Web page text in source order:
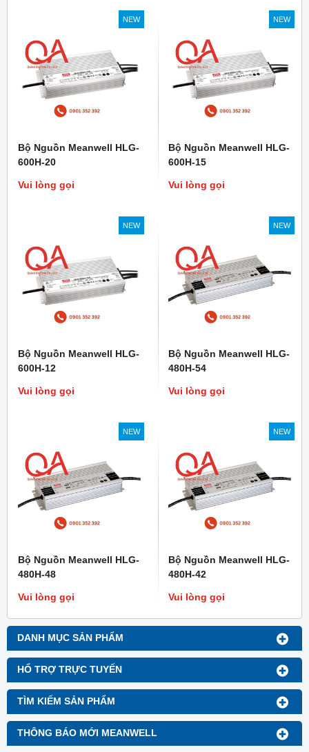
DANH MỤC SẢN PHẨM
HỔ TRỢ TRỰC TUYẾN
TÌM KIẾM SẢN PHẨM
THÔNG BÁO MỚI MEANWELL
NEW
Bộ Nguồn Meanwell HLG-
600H-20
Vui lòng gọi
NEW
Bộ Nguồn Meanwell HLG-
600H-15
Vui lòng gọi
NEW
Bộ Nguồn Meanwell HLG-
600H-12
Vui lòng gọi
NEW
Bộ Nguồn Meanwell HLG-
480H-54
Vui lòng gọi
NEW
Bộ Nguồn Meanwell HLG-
480H-48
Vui lòng gọi
NEW
Bộ Nguồn Meanwell HLG-
480H-42
Vui lòng gọi